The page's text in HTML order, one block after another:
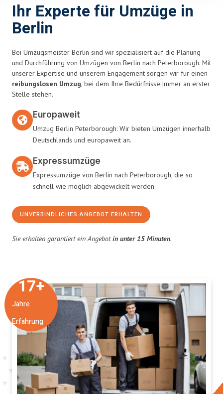
Jahre
Erfahrung
17+
Ihr Experte für Umzüge in
Berlin
Bei Umzugsmeister Berlin sind wir spezialisiert auf die Planung
und Durchführung von Umzügen von Berlin nach Peterborough. Mit
unserer Expertise und unserem Engagement sorgen wir für einen
reibungslosen Umzug, bei dem Ihre Bedürfnisse immer an erster
Stelle stehen.
Europaweit
Umzug Berlin Peterborough: Wir bieten Umzügen innerhalb
Deutschlands und europaweit an.
Expressumzüge
Expressumzüge von Berlin nach Peterborough, die so
schnell wie möglich abgewickelt werden.
UNVERBINDLICHES ANGEBOT ERHALTEN
Sie erhalten garantiert ein Angebotin unter 15 Minuten.